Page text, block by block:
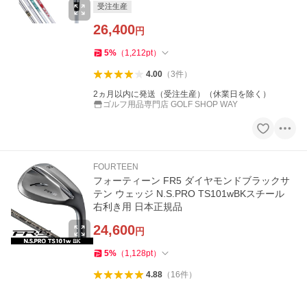
受注生産
26,400円
5% （ 1,212pt）
4.00（3件）
2ヵ月以内に発送（受注生産）（休業日を除く）
ゴルフ用品専門店 GOLF SHOP WAY
FOURTEEN
フォーティーン FR5 ダイヤモンドブラックサ
テン ウェッジ N.S.PRO TS101wBKスチール
右利き用 日本正規品
24,600円
5% （ 1,128pt）
4.88（ 16件）